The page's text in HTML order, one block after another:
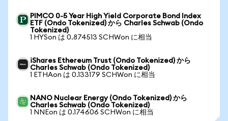
PIMCO 0-5 Year High Yield Corporate Bond Index
ETF (Ondo Tokenized) から Charles Schwab (Ondo
Tokenized)
1 HYSon は 0.874513 SCHWon に相当
iShares Ethereum Trust (Ondo Tokenized) から
Charles Schwab (Ondo Tokenized)
1 ETHAon は 0.133179 SCHWon に相当
NANO Nuclear Energy (Ondo Tokenized) から
Charles Schwab (Ondo Tokenized)
1 NNEon は 0.174606 SCHWon に相当